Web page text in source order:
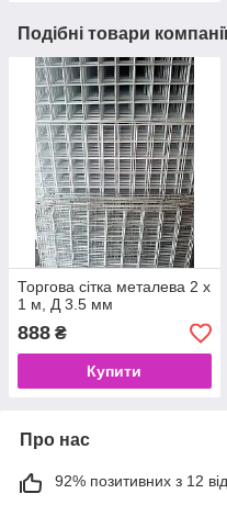
Подібні товари
Торгова сітка металева 2 х
1 м, Д 3.5 мм
888 ₴
Купити
Про нас
92% позитивних з 12